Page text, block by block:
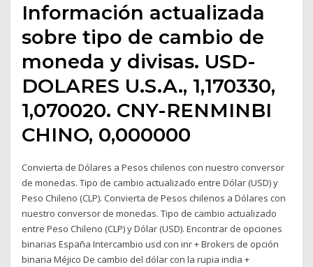
Información actualizada
sobre tipo de cambio de
moneda y divisas. USD-
DOLARES U.S.A., 1,170330,
1,070020. CNY-RENMINBI
CHINO, 0,000000
Convierta de Dólares a Pesos chilenos con nuestro conversor
de monedas. Tipo de cambio actualizado entre Dólar (USD) y
Peso Chileno (CLP). Convierta de Pesos chilenos a Dólares con
nuestro conversor de monedas. Tipo de cambio actualizado
entre Peso Chileno (CLP) y Dólar (USD). Encontrar de opciones
binarias España Intercambio usd con inr + Brokers de opción
binaria Méjico De cambio del dólar con la rupia india +